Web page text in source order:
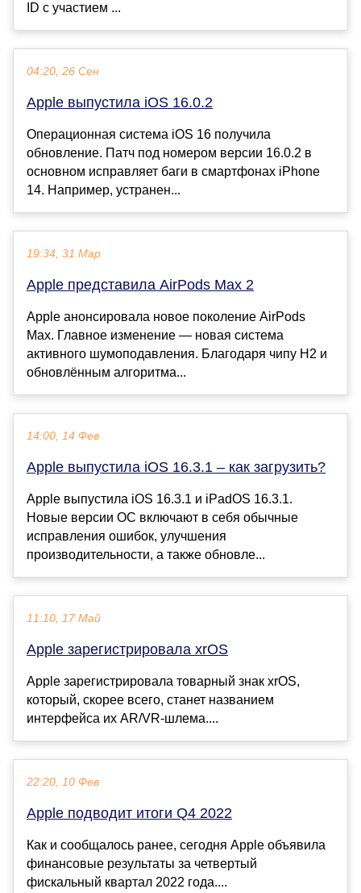
ID с участием ...
04:20, 26 Сен
Apple выпустила iOS 16.0.2
Операционная система iOS 16 получила
обновление. Патч под номером версии 16.0.2 в
основном исправляет баги в смартфонах iPhone
14. Например, устранен...
19:34, 31 Мар
Apple представила AirPods Max 2
Apple анонсировала новое поколение AirPods
Max. Главное изменение — новая система
активного шумоподавления. Благодаря чипу H2 и
обновлённым алгоритма...
14:00, 14 Фев
Apple выпустила iOS 16.3.1 – как загрузить?
Apple выпустила iOS 16.3.1 и iPadOS 16.3.1.
Новые версии ОС включают в себя обычные
исправления ошибок, улучшения
производительности, а также обновле...
11:10, 17 Май
Apple зарегистрировала xrOS
Apple зарегистрировала товарный знак xrOS,
который, скорее всего, станет названием
интерфейса их AR/VR-шлема....
22:20, 10 Фев
Apple подводит итоги Q4 2022
Как и сообщалось ранее, сегодня Apple объявила
финансовые результаты за четвертый
фискальный квартал 2022 года....